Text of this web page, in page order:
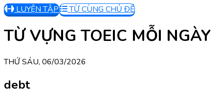
LUYỆN TẬP
TỪ CÙNG CHỦ ĐỀ
TỪ VỰNG TOEIC MỖI NGÀY
THỨ SÁU, 06/03/2026
debt